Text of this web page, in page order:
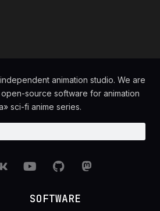
animation studio. We are
source software for animation
sci-fi anime series.
SOFTWARE